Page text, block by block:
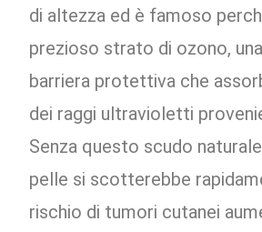
di altezza ed è famoso
prezioso strato di ozono,
barriera protettiva che
dei raggi ultravioletti
Senza questo scudo
pelle si scotterebbe
rischio di tumori cutanei